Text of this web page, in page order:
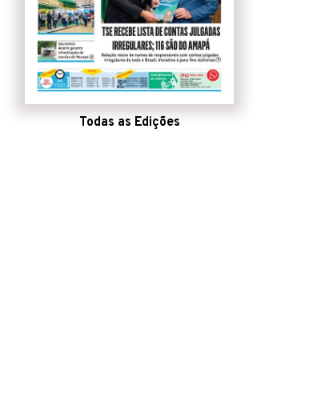
Todas as Edições